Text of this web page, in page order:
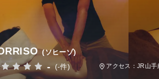
(ソヒーゾ)
- (-件) アクセス：JR山